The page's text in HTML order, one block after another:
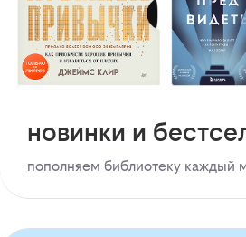
новинки и
пополняем библиотеку каждый